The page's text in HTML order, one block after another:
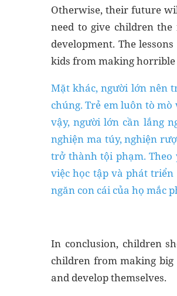
Otherwise, their future
need to give children
development. The
kids from making horrible
Mặt khác, người lớn nên
chúng. Trẻ em luôn tò
vậy, người lớn cần lắng
nghiện ma túy, nghiện
trở thành tội phạm.
việc học tập và phát
ngăn con cái của họ mắc
In conclusion, children
children from making
and develop themselves.